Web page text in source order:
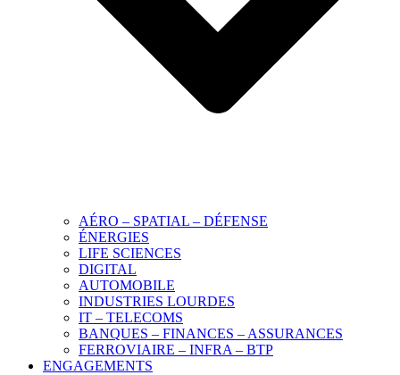
AÉRO – SPATIAL – DÉFENSE
ÉNERGIES
LIFE SCIENCES
DIGITAL
AUTOMOBILE
INDUSTRIES LOURDES
IT – TELECOMS
BANQUES – FINANCES – ASSURANCES
FERROVIAIRE – INFRA – BTP
ENGAGEMENTS